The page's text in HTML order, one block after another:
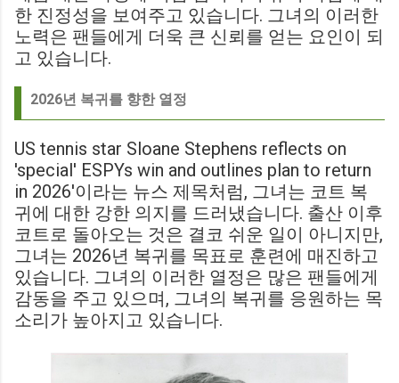
한 진정성을 보여주고 있습니다. 그녀의 이러한
노력은 팬들에게 더욱 큰 신뢰를 얻는 요인이 되
고 있습니다.
2026년 복귀를 향한 열정
US tennis star Sloane Stephens reflects on
'special' ESPYs win and outlines plan to return
in 2026'이라는 뉴스 제목처럼, 그녀는 코트 복
귀에 대한 강한 의지를 드러냈습니다. 출산 이후
코트로 돌아오는 것은 결코 쉬운 일이 아니지만,
그녀는 2026년 복귀를 목표로 훈련에 매진하고
있습니다. 그녀의 이러한 열정은 많은 팬들에게
감동을 주고 있으며, 그녀의 복귀를 응원하는 목
소리가 높아지고 있습니다.